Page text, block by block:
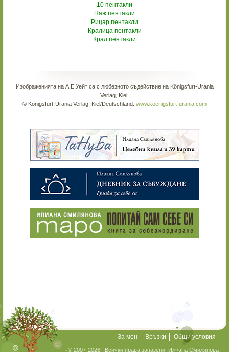
10 пентакли
Паж пентакли
Рицар пентакли
Кралица пентакли
Крал пентакли
Изображенията на А.Е.Уейт са с любезното съдействие на Königsfurt-Urania
Verlag, Kiel,
© Königsfurt-Urania Verlag, Kiel/Deutschland. www.koenigsfurt-urania.com
За мен Връзки Общи условия
© 2007-2026 Всички права запазени. Илиана Смилянова